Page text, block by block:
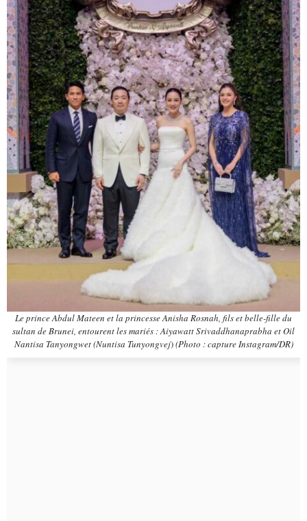
Le prince Abdul Mateen et la princesse Anisha Rosnah, fils et belle-fille du
sultan de Brunei, entourent les mariés : Aiyawatt Srivaddhanaprabha et Oil
Nantisa Tanyongwet (Nuntisa Tunyongvej)(Photo : capture Instagram/DR)